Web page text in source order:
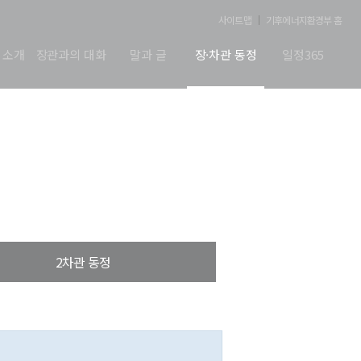
사이트맵 기후에너지환경부 홈
개 장관과의 대화 말과 글 장·차관 동정 일정365
2차관 동정